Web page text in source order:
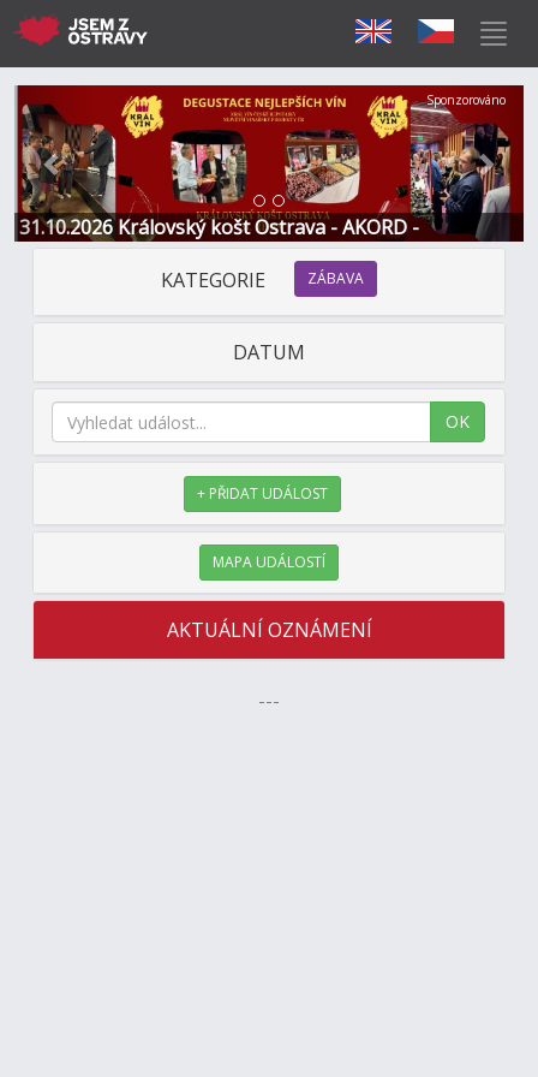
31.10.2026 Královský košt Ostrava - AKORD -
Restaurace a Hotel
Předchozí Další
Sponzorováno
KATEGORIE ZÁBAVA
DATUM
OK
+ PŘIDAT UDÁLOST
MAPA UDÁLOSTÍ
AKTUÁLNÍ OZNÁMENÍ
---